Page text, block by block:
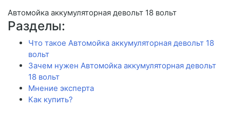
Автомойка аккумуляторная девольт 18 вольт
Разделы:
Что такое Автомойка аккумуляторная девольт 18
вольт
Зачем нужен Автомойка аккумуляторная девольт
18 вольт
Мнение эксперта
Как купить?